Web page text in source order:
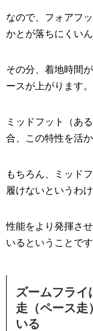
なので、フォアフ
かとが落ちにくいん
その分、着地時間
ースが上がります。
ミッドフット（あ
合、この特性を活
もちろん、ミッド
履けないというわ
性能をより発揮さ
いるということです
ズームフラ
走（ペース走
いる